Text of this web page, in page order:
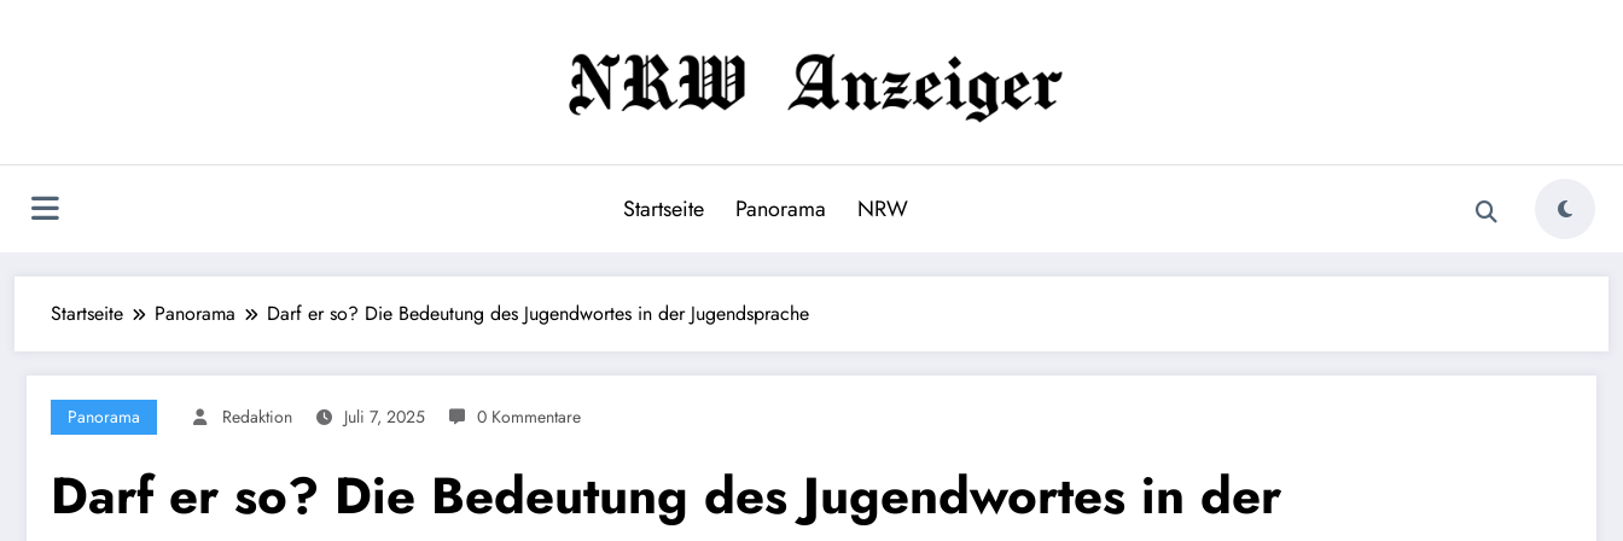
Startseite Panorama NRW
Startseite Panorama Darf er so? Die Bedeutung des Jugendwortes in der Jugendsprache
Panorama Redaktion Juli 7, 2025 0 Kommentare
Darf er so? Die Bedeutung des Jugendwortes in der